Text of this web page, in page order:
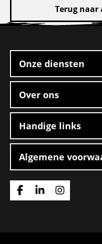
Rangeerder
Boxtel
Terug naar
footer
Onze diensten
Over ons
Handige links
Algemene
Ga
Ga
Ga